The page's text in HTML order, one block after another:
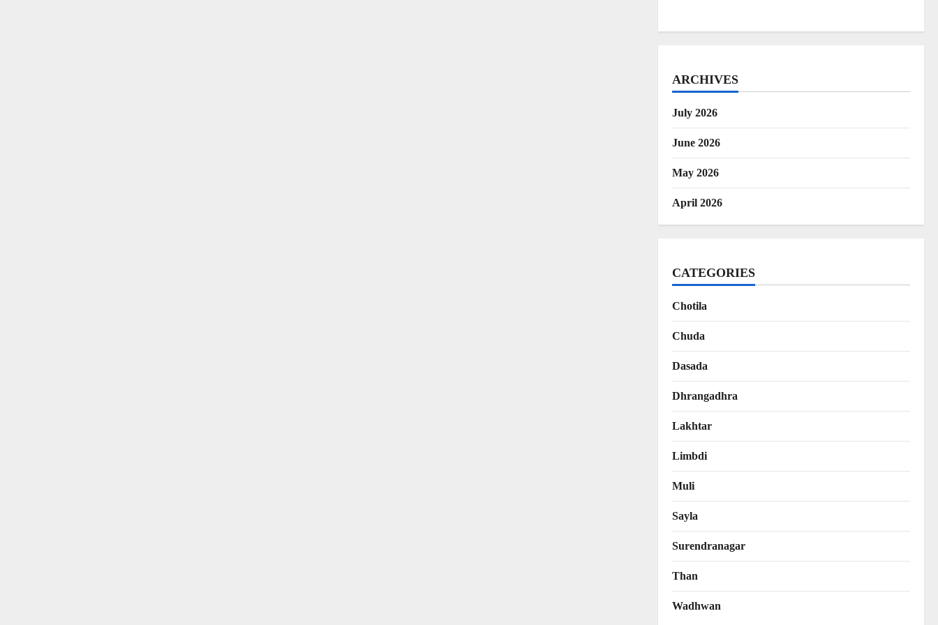
ARCHIVES
July 2026
June 2026
May 2026
April 2026
CATEGORIES
Chotila
Chuda
Dasada
Dhrangadhra
Lakhtar
Limbdi
Muli
Sayla
Surendranagar
Than
Wadhwan